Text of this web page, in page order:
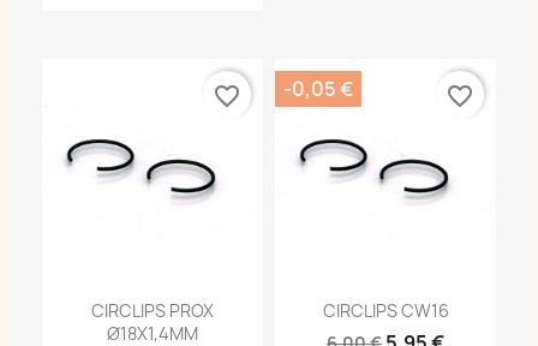
CIRCLIPS PROX
Ø18X1,4MM
favorite_border
CIRCLIPS CW16
-0,05 € favorite_border